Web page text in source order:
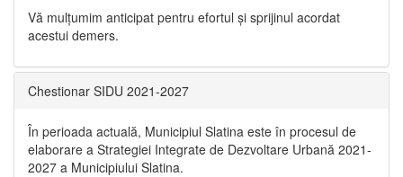
Vă mulţumim anticipat pentru efortul şi sprijinul acordat
acestui demers.
Chestionar SIDU 2021-2027
În perioada actuală, Municipiul Slatina este în procesul de
elaborare a Strategiei Integrate de Dezvoltare Urbană 2021‐
2027 a Municipiului Slatina.